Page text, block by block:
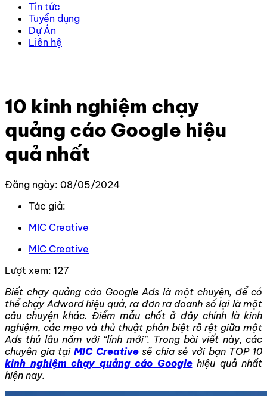
Tin tức
Tuyển dụng
Dự Án
Liên hệ
10 kinh nghiệm chạy
quảng cáo Google hiệu
quả nhất
Đăng ngày: 08/05/2024
Tác giả:
MIC Creative
MIC Creative
Lượt xem: 127
Biết chạy quảng cáo Google Ads là một chuyện, để có
thể chạy Adword hiệu quả, ra đơn ra doanh số lại là một
câu chuyện khác. Điểm mẫu chốt ở đây chính là kinh
nghiệm, các mẹo và thủ thuật phân biệt rõ rệt giữa một
Ads thủ lâu năm với “lính mới”. Trong bài viết này, các
chuyên gia tại MIC Creative sẽ chia sẻ với bạn TOP 10
kinh nghiệm chạy quảng cáo Googlehiệu quả nhất
hiện nay.